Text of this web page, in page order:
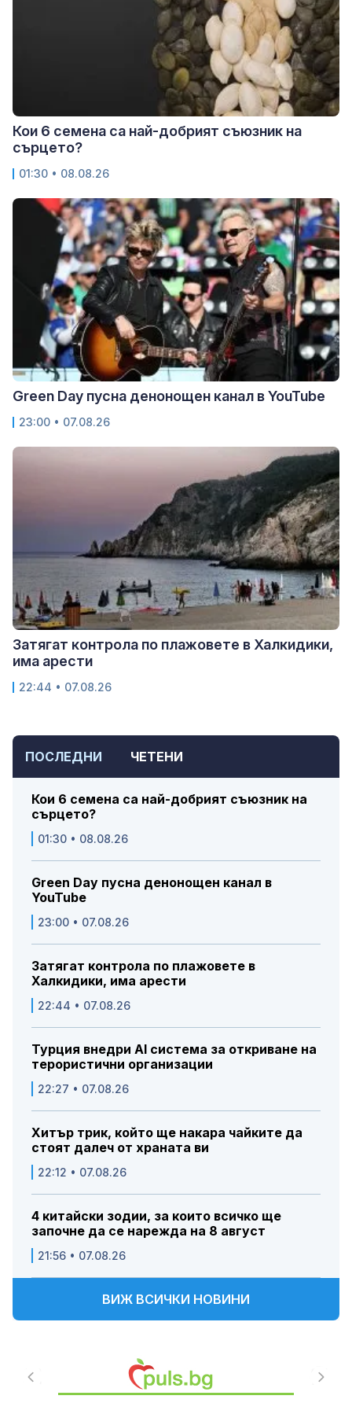
ПОСЛЕДНИ ЧЕТЕНИ
Кои 6 семена са най-добрият съюзник на
сърцето?
01:30 • 08.08.26
Green Day пусна денонощен канал в
YouTube
23:00 • 07.08.26
Затягат контрола по плажовете в
Халкидики, има арести
22:44 • 07.08.26
Турция внедри AI система за откриване на
терористични организации
22:27 • 07.08.26
Хитър трик, който ще накара чайките да
стоят далеч от храната ви
22:12 • 07.08.26
4 китайски зодии, за които всичко ще
започне да се нарежда на 8 август
21:56 • 07.08.26
ВИЖ ВСИЧКИ НОВИНИ
Кои 6 семена са най-добрият съюзник на
сърцето?
01:30 • 08.08.26
Green Day пусна денонощен канал в YouTube
23:00 • 07.08.26
Затягат контрола по плажовете в Халкидики,
има арести
22:44 • 07.08.26